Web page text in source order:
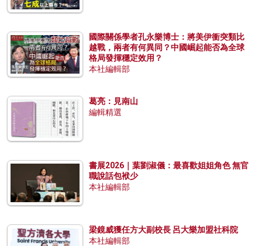
國際關係學者孔永樂博士：將美伊衝突類比
越戰，兩者有何異同？中國崛起能否為全球
格局發揮穩定效用？
本社編輯部
葛亮：見南山
編輯精選
書展2026｜葉劉淑儀：最喜歡姐姐角色 無官
職說話包袱少
本社編輯部
梁鏡威獲任方大副校長 呂大樂加盟社科院
本社編輯部